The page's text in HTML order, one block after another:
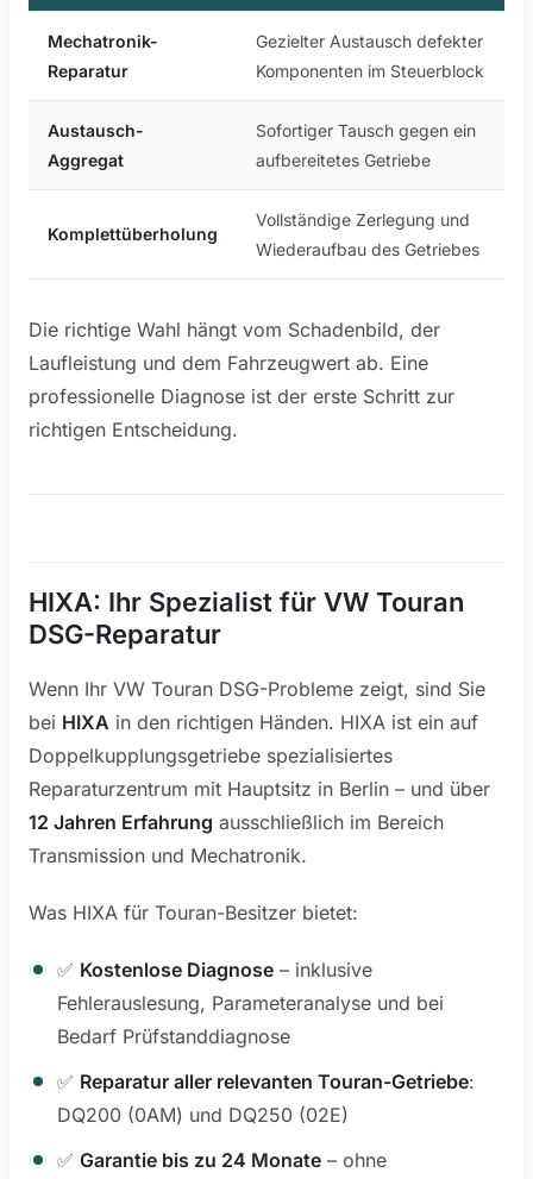
Mechatronik-
Reparatur
Gezielter Austausch defekter
Komponenten im Steuerblock
Austausch-
Aggregat
Sofortiger Tausch gegen ein
aufbereitetes Getriebe
Komplettüberholung
Vollständige Zerlegung und
Wiederaufbau des Getriebes
Die richtige Wahl hängt vom Schadenbild, der
Laufleistung und dem Fahrzeugwert ab. Eine
professionelle Diagnose ist der erste Schritt zur
richtigen Entscheidung.
HIXA: Ihr Spezialist für VW Touran
DSG-Reparatur
Wenn Ihr VW Touran DSG-Probleme zeigt, sind Sie
bei HIXA in den richtigen Händen. HIXA ist ein auf
Doppelkupplungsgetriebe spezialisiertes
Reparaturzentrum mit Hauptsitz in Berlin – und über
12 Jahren Erfahrung ausschließlich im Bereich
Transmission und Mechatronik.
Was HIXA für Touran-Besitzer bietet:
✅ Kostenlose Diagnose – inklusive
Fehlerauslesung, Parameteranalyse und bei
Bedarf Prüfstanddiagnose
✅ Reparatur aller relevanten Touran-Getriebe:
DQ200 (0AM) und DQ250 (02E)
✅ Garantie bis zu 24 Monate – ohne